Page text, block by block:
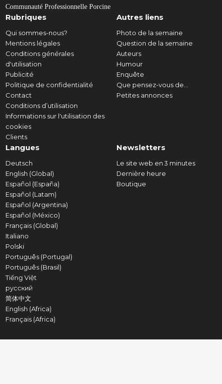
Communauté Professionnelle Porcine
Rubriques
Qui sommes-nous?
Mentions légales
Conditions générales
d'utilisation
Publicité
Politique de confidentialité
Contact
Conditions d’utilisation
Informations sur l'utilisation des
cookies
Clients
Autres liens
Photo de la semaine
Question de la semaine
Auteurs
Humour
Enquête
Que pensez-vous de...
Petites annonces
Langues
Deutsch
English (Global)
Español (España)
Español (Latam)
Español (Argentina)
Español (México)
Français (Global)
Italiano
Polski
Português (Portugal)
Português (Brasil)
Tiếng Việt
русский
简体中文
English (Africa)
Français (Africa)
Newsletters
Le site web en 3 minutes
Dernière heure
Boutique